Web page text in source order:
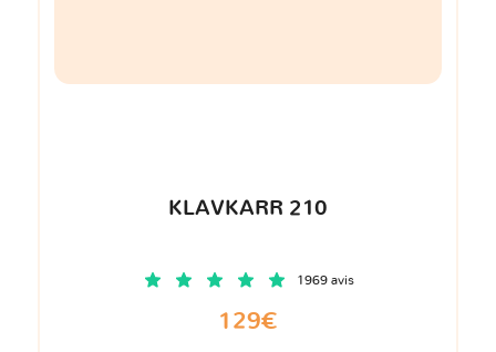
KLAVKARR 210
1969 avis
129€